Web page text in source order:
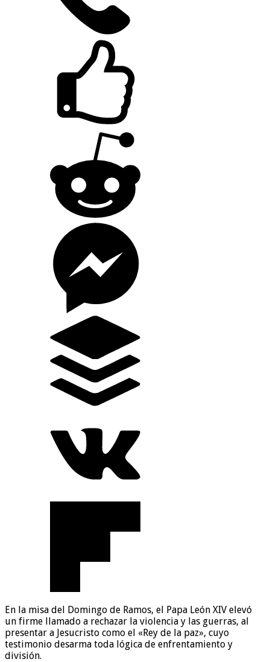
En la misa del Domingo de Ramos, el Papa León XIV elevó
un firme llamado a rechazar la violencia y las guerras, al
presentar a Jesucristo como el «Rey de la paz», cuyo
testimonio desarma toda lógica de enfrentamiento y
división.